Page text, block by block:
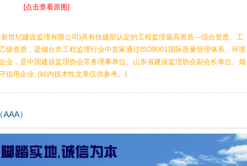
[点击查看原图]
世纪建设监理有限公司)具有住建部认定的工程监理最高资质---综合资质、工
级资质，是烟台市工程监理行业中首家通过ISO9001国际质量管理体系、环境
业，是中国建设监理协会常务理事单位、山东省建设监理协会副会长单位、烟
信用企业. (站内技术性文章仅供参考。)
）